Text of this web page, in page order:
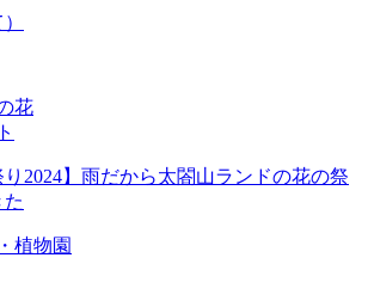
花
り2024】雨だから太閤山ランドの花の祭
植物園